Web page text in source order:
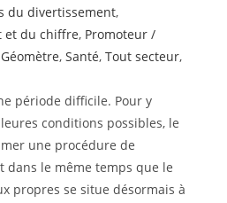
du divertissement,
et du chiffre, Promoteur /
,Santé,Tout secteur,
période difficile. Pour y
conditions possibles, le
une procédure de
dans le même temps que le
propres se situe désormais à